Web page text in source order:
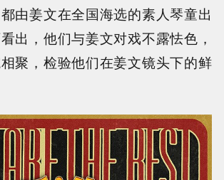
由姜文在全国海选的素人琴童出
出，他们与姜文对戏不露怯色，
聚，检验他们在姜文镜头下的鲜